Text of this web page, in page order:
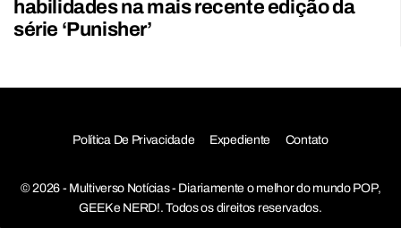
habilidades na mais recente edição da
série ‘Punisher’
Política De Privacidade Expediente Contato
© 2026 - Multiverso Notícias - Diariamente o melhor do mundo POP,
GEEK e NERD!. Todos os direitos reservados.